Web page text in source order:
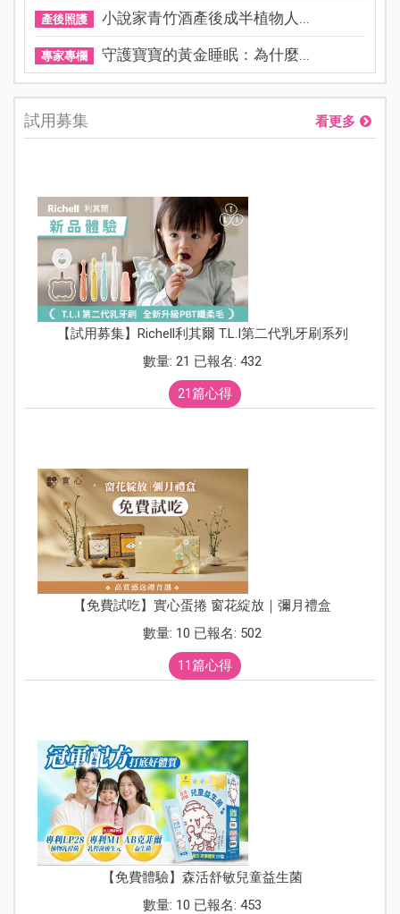
產後照護 小說家青竹酒產後成半植物人...
專家專欄 守護寶寶的黃金睡眠：為什麼...
試用募集 看更多
【試用募集】Richell利其爾 T.L.I第二代乳牙刷系列
數量: 21 已報名: 432
21篇心得
【免費試吃】實心蛋捲 窗花綻放｜彌月禮盒
數量: 10 已報名: 502
11篇心得
【免費體驗】森活舒敏兒童益生菌
數量: 10 已報名: 453